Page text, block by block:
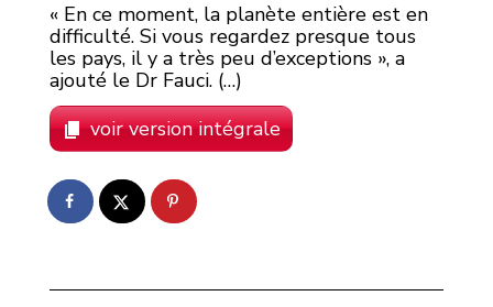
« En ce moment, la planète entière est en
difficulté. Si vous regardez presque tous
les pays, il y a très peu d’exceptions », a
ajouté le Dr Fauci. (…)
voir version intégrale